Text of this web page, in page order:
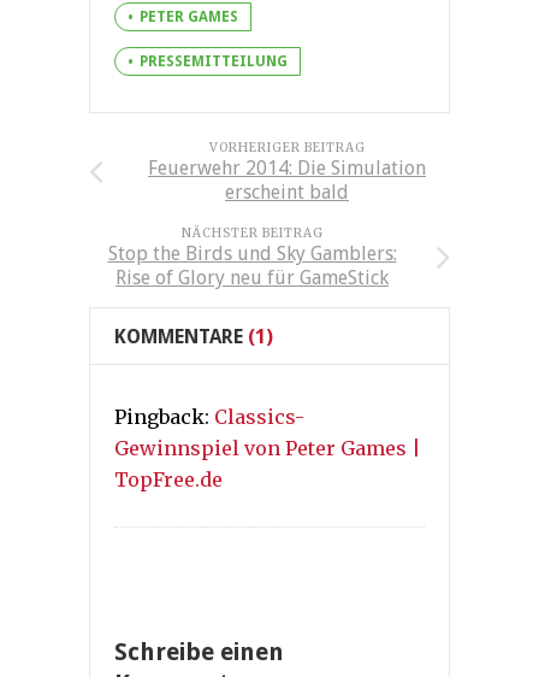
PETER GAMES
PRESSEMITTEILUNG
VORHERIGER BEITRAG
Feuerwehr 2014: Die Simulation
erscheint bald
NÄCHSTER BEITRAG
Stop the Birds und Sky Gamblers:
Rise of Glory neu für GameStick
KOMMENTARE (1)
Pingback: Classics-
Gewinnspiel von Peter Games |
TopFree.de
Schreibe einen